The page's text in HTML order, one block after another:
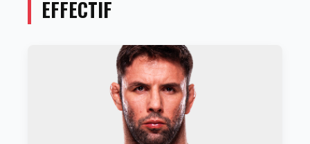
EFFECTIF